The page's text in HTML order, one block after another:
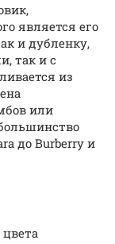
является его
и дубленку,
так и с
из
или
до Burberry и